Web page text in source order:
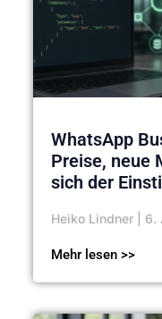
WhatsApp
Preise, neue
sich der
Heiko Lindner 6.
Mehr lesen >>